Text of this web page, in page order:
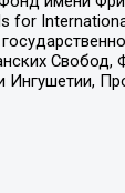
Свобод,